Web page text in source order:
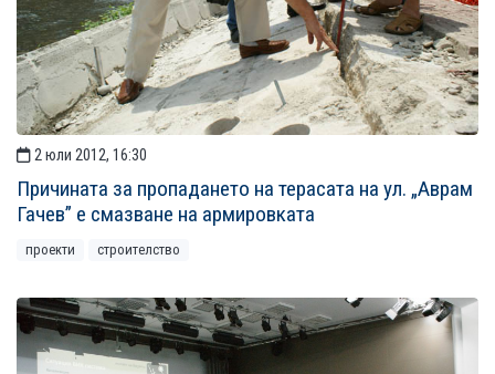
2 юли 2012, 16:30
Причината за пропадането на терасата на ул. „Аврам
Гачев” е смазване на армировката
проекти строителство